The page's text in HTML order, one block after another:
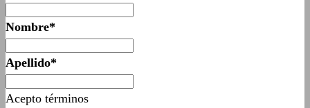
Nombre*
Apellido*
Acepto términos